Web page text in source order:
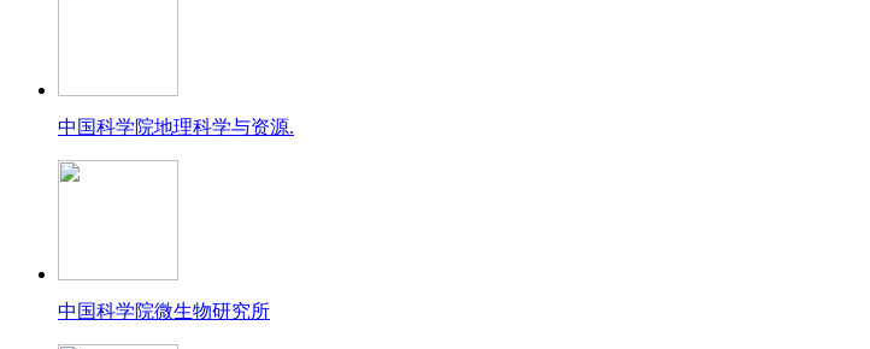
中国科学院地理科学与资源.
中国科学院微生物研究所